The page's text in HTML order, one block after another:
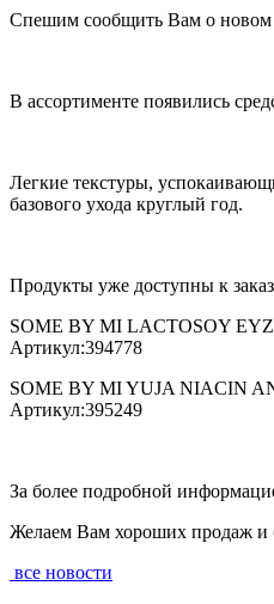
Спешим сообщить Вам о новом
В ассортименте появились
Легкие текстуры,
базового ухода круглый год.
Продукты уже доступны к
SOME BY MI LACTOSOY
Артикул:394778
SOME BY MI YUJA NIACIN
Артикул:395249
За более подробной
Желаем Вам хороших продаж и
все новости